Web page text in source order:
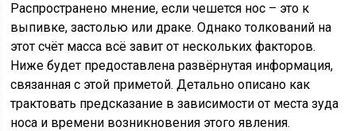
Распространено мнение, если чешется нос – это к
выпивке, застолью или драке. Однако толкований на
этот счёт масса всё завит от нескольких факторов.
Ниже будет предоставлена развёрнутая информация,
связанная с этой приметой. Детально описано как
трактовать предсказание в зависимости от места зуда
носа и времени возникновения этого явления.